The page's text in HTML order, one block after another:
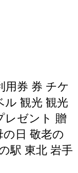
用券 券 チケ
ル 観光 観光
レゼント 贈
日 敬老の
駅 東北 岩手